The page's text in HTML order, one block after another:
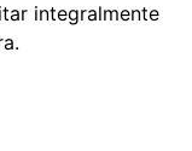
integralmente